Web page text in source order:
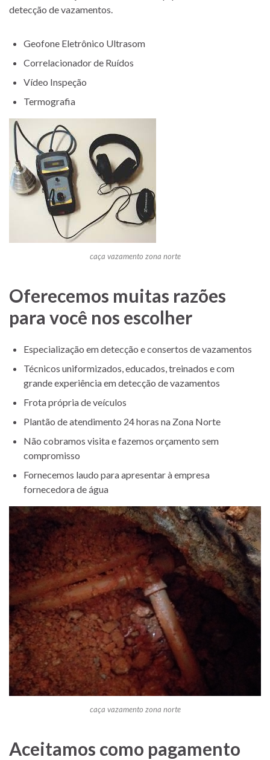
detecção de vazamentos.
Geofone Eletrônico Ultrasom
Correlacionador de Ruídos
Vídeo Inspeção
Termografia
caça vazamento zona norte
Oferecemos muitas razões
para você nos escolher
Especialização em detecção e consertos de vazamentos
Técnicos uniformizados, educados, treinados e com
grande experiência em detecção de vazamentos
Frota própria de veículos
Plantão de atendimento 24 horas na Zona Norte
Não cobramos visita e fazemos orçamento sem
compromisso
Fornecemos laudo para apresentar à empresa
fornecedora de água
caça vazamento zona norte
Aceitamos como pagamento